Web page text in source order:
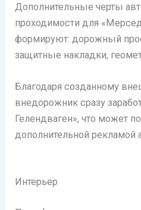
Дополнительные черты
проходимости для
формируют: дорожный
защитные накладки,
Благодаря созданному
внедорожник сразу
Гелендваген», что может
дополнительной
Интерьер